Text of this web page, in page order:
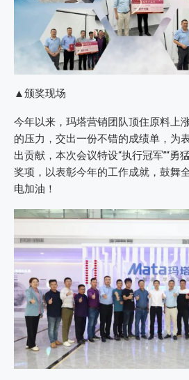
▲颁奖现场
今年以来，玛塔营销团队顶住原料上
的压力，交出一份不错的成绩单，为
出贡献，本次会议特设“执行冠军”“勇
奖项，以表彰今年的工作成就，鼓舞
电加油！